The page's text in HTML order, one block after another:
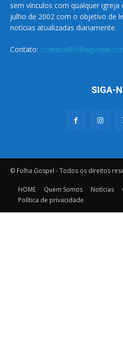
sem vínculos com qualquer
julho de 2002 com o objetivo de
notícias atualizadas diariamente.
Contato:
SIGA-
© Folha Gospel - Todos os direitos
HOME Quem Somos Notícias
Política de privacidade